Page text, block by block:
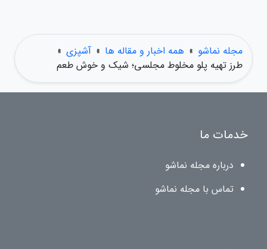
مجله نماشو » همه اخبار و مقاله ها » آشپزی »
طرز تهیه پلو مخلوط مجلسی؛ شیک و خوش طعم
خدمات ما
درباره مجله نماشو
تماس با مجله نماشو